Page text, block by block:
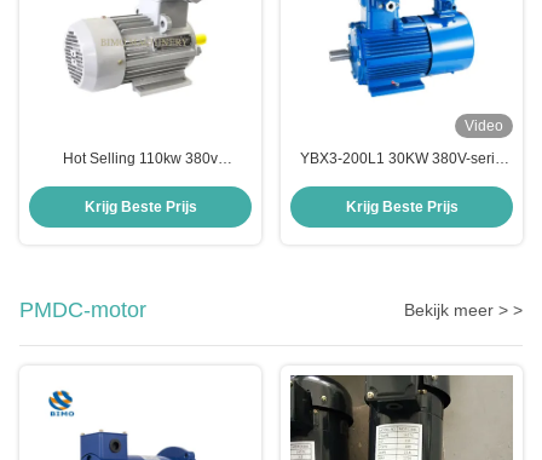
Hot Selling 110kw 380v
Explosieveilige en
Stofexplosiebestendige
Krijg Beste Prijs
Video
YBX3-200L1 30KW 380V-serie
vlambestendige
explosiebestendige elektromotor
Krijg Beste Prijs
PMDC-motor Bekijk meer > >